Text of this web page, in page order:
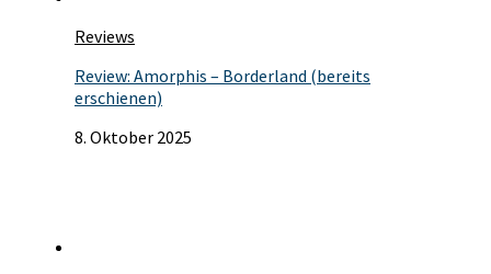
Reviews
Review: Amorphis – Borderland (bereits
erschienen)
8. Oktober 2025